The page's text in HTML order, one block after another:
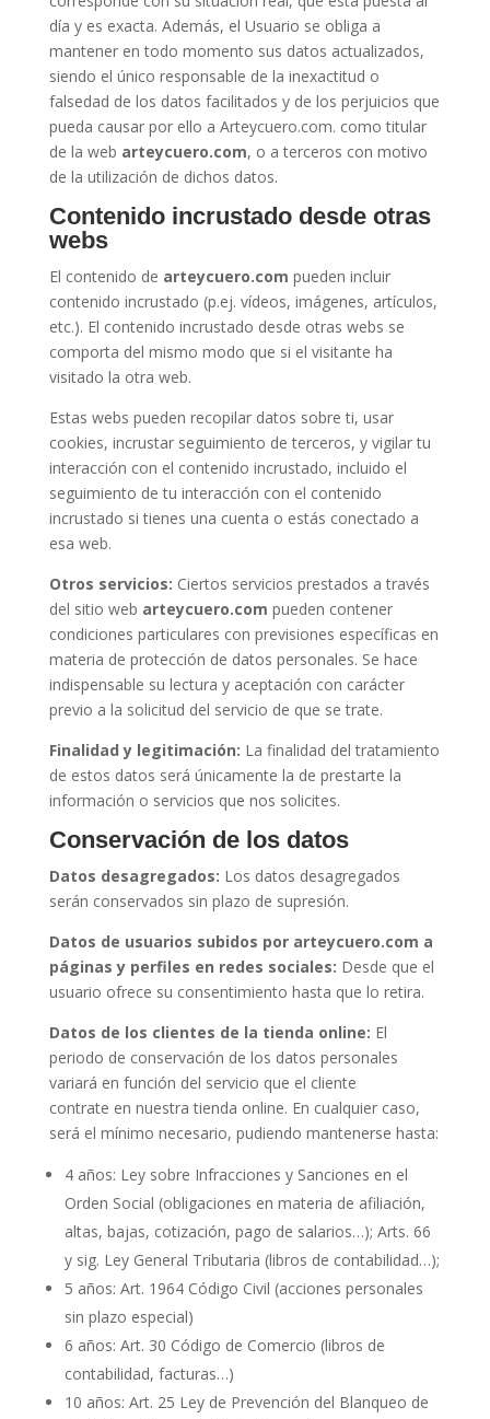
día y es exacta. Además, el Usuario se obliga a
mantener en todo momento sus datos actualizados,
siendo el único responsable de la inexactitud o
falsedad de los datos facilitados y de los perjuicios que
pueda causar por ello a Arteycuero.com. como titular
de la web arteycuero.com, o a terceros con motivo
de la utilización de dichos datos.
Contenido incrustado desde otras
webs
El contenido de arteycuero.com pueden incluir
contenido incrustado (p.ej. vídeos, imágenes, artículos,
etc.). El contenido incrustado desde otras webs se
comporta del mismo modo que si el visitante ha
visitado la otra web.
Estas webs pueden recopilar datos sobre ti, usar
cookies, incrustar seguimiento de terceros, y vigilar tu
interacción con el contenido incrustado, incluido el
seguimiento de tu interacción con el contenido
incrustado si tienes una cuenta o estás conectado a
esa web.
Otros servicios: Ciertos servicios prestados a través
del sitio web arteycuero.com pueden contener
condiciones particulares con previsiones específicas en
materia de protección de datos personales. Se hace
indispensable su lectura y aceptación con carácter
previo a la solicitud del servicio de que se trate.
Finalidad y legitimación: La finalidad del tratamiento
de estos datos será únicamente la de prestarte la
información o servicios que nos solicites.
Conservación de los datos
Datos desagregados: Los datos desagregados
serán conservados sin plazo de supresión.
Datos de usuarios subidos por arteycuero.com a
páginas y perfiles en redes sociales: Desde que el
usuario ofrece su consentimiento hasta que lo retira.
Datos de los clientes de la tienda online: El
periodo de conservación de los datos personales
variará en función del servicio que el cliente
contrate en nuestra tienda online. En cualquier caso,
será el mínimo necesario, pudiendo mantenerse hasta:
4 años: Ley sobre Infracciones y Sanciones en el
Orden Social (obligaciones en materia de afiliación,
altas, bajas, cotización, pago de salarios…); Arts. 66
y sig. Ley General Tributaria (libros de contabilidad…);
5 años: Art. 1964 Código Civil (acciones personales
sin plazo especial)
6 años: Art. 30 Código de Comercio (libros de
contabilidad, facturas…)
10 años: Art. 25 Ley de Prevención del Blanqueo de